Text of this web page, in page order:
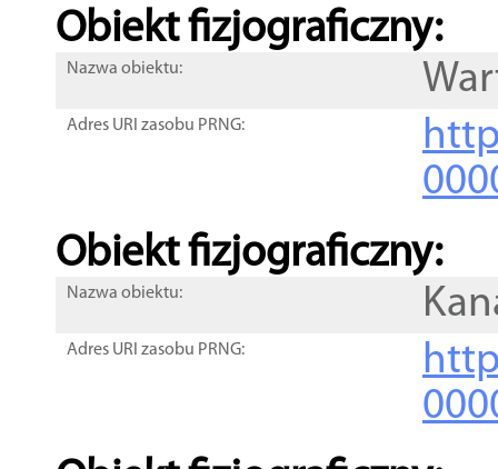
Obiekt fizjograficzny:
Nazwa obiektu:
Adres URI zasobu PRNG:
Obiekt fizjograficzny:
Nazwa obiektu:
Adres URI zasobu PRNG: